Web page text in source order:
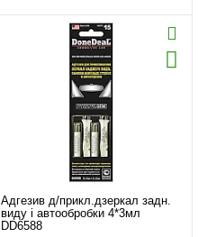
Адгезив д/прикл.дзеркал задн.
виду і автообробки 4*3мл
DD6588